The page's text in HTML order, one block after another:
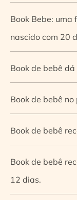
Book Bebe: uma
nascido com 20
Book de bebê
Book de bebê no
Book de bebê
Book de bebê
12 dias.